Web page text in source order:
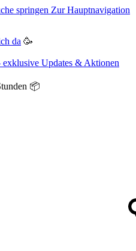
springen Zur Hauptnavigation
da 🥳
exklusive Updates & Aktionen
📦